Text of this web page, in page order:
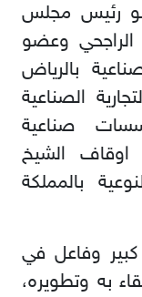
رئيس مجلس
الراجحي وعضو
بالرياض
الصناعية
صناعية
اوقاف الشيخ
بالمملكة
وفاعل في
به وتطويره،